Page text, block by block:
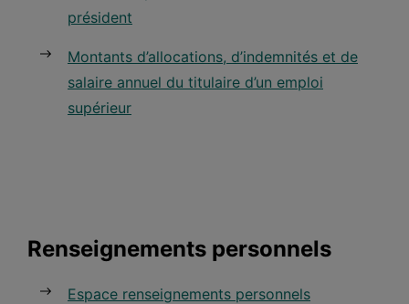
président
Montants d’allocations, d’indemnités et de
salaire annuel du titulaire d’un emploi
supérieur
Renseignements personnels
Espace renseignements personnels